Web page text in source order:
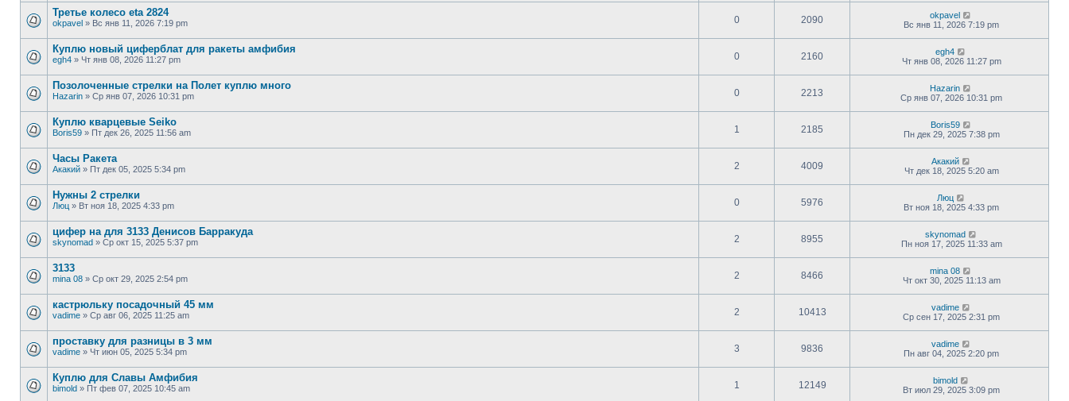
Третье колесо eta 2824
okpavel » Вс янв 11, 2026 7:19 pm 0 2090
okpavel
Вс янв 11, 2026 7:19 pm
Куплю новый циферблат для ракеты амфибия
egh4 » Чт янв 08, 2026 11:27 pm 0 2160
egh4
Чт янв 08, 2026 11:27 pm
Позолоченные стрелки на Полет куплю много
Hazarin » Ср янв 07, 2026 10:31 pm 0 2213
Hazarin
Ср янв 07, 2026 10:31 pm
Куплю кварцевые Seiko
Boris59 » Пт дек 26, 2025 11:56 am 1 2185
Boris59
Пн дек 29, 2025 7:38 pm
Часы Ракета
Акакий » Пт дек 05, 2025 5:34 pm 2 4009
Акакий
Чт дек 18, 2025 5:20 am
Нужны 2 стрелки
Люц » Вт ноя 18, 2025 4:33 pm 0 5976
Люц
Вт ноя 18, 2025 4:33 pm
цифер на для 3133 Денисов Барракуда
skynomad » Ср окт 15, 2025 5:37 pm 2 8955
skynomad
Пн ноя 17, 2025 11:33 am
3133
mina 08 » Ср окт 29, 2025 2:54 pm 2 8466
mina 08
Чт окт 30, 2025 11:13 am
кастрюльку посадочный 45 мм
vadime » Ср авг 06, 2025 11:25 am 2 10413
vadime
Ср сен 17, 2025 2:31 pm
проставку для разницы в 3 мм
vadime » Чт июн 05, 2025 5:34 pm 3 9836
vadime
Пн авг 04, 2025 2:20 pm
Куплю для Славы Амфибия
bimold » Пт фев 07, 2025 10:45 am 1 12149
bimold
Вт июл 29, 2025 3:09 pm